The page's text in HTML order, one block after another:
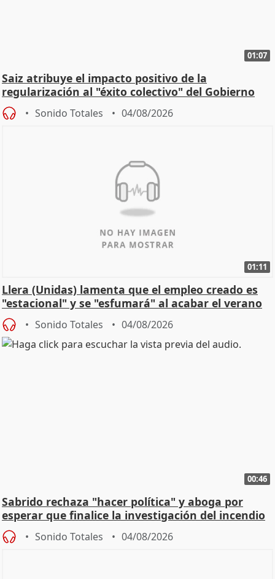
01:07
Saiz atribuye el impacto positivo de la
regularización al "éxito colectivo" del Gobierno
Sonido Totales 04/08/2026
01:11
Llera (Unidas) lamenta que el empleo creado es
"estacional" y se "esfumará" al acabar el verano
Sonido Totales 04/08/2026
00:46
Sabrido rechaza "hacer política" y aboga por
esperar que finalice la investigación del incendio
Sonido Totales 04/08/2026